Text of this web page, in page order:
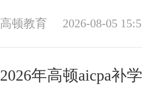
高顿教育 2026-08-05
2026年高顿aicpa补